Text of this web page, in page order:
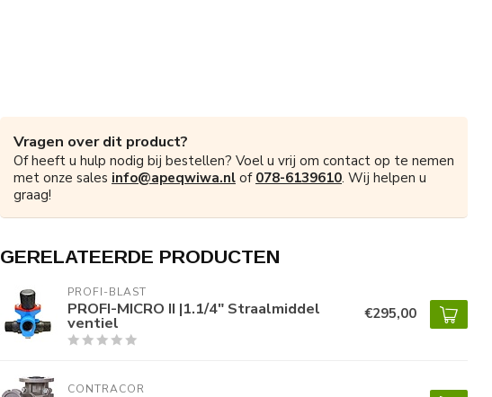
Vragen over dit product?
Of heeft u hulp nodig bij bestellen? Voel u vrij om contact op te nemen
met onze sales info@apeqwiwa.nl of 078-6139610. Wij helpen u
graag!
GERELATEERDE PRODUCTEN
PROFI-BLAST
PROFI-MICRO II |1.1/4" Straalmiddel
ventiel €295,00
CONTRACOR